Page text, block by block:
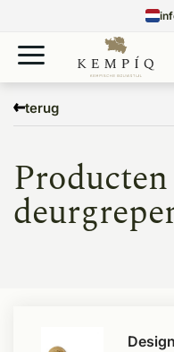
terug
deurgrepen